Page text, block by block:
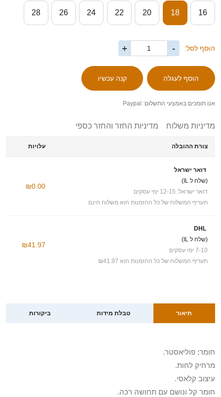
16
18
20
22
24
26
28
הוסף לסל: -
+
אנו תומכים באמצעי התשלום: Paypal
מדיניות משלוח מדיניות החזר והחזר כספי
צורת ההובלה עלויות
דואר ישראל
(שלח ל IL)
דואר ישראל: 12-15 ימי עסקים
תעריף המשלוח של כל ההזמנות הוא משלוח חינם
₪0.00
DHL
(שלח ל IL)
7-10 ימי עסקים
תעריף המשלוח של כל ההזמנות הוא ₪41.97
₪41.97
תיאור טבלת מידות ביקורות
חומר: פוליאסטר.
מרחיק לחות.
עיצוב קלאסי.
חומר קל ונושם עם תחושה רכה.